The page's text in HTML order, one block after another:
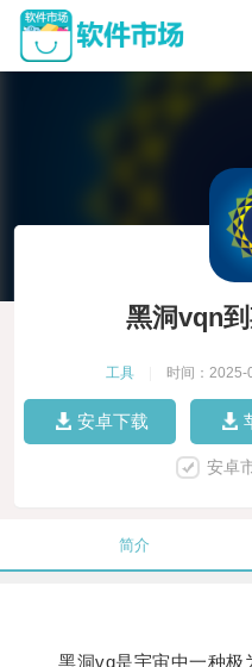
黑洞vqn
工具 时间：2025-
安卓下载
安卓
简介
黑洞vq是宇宙中一种极